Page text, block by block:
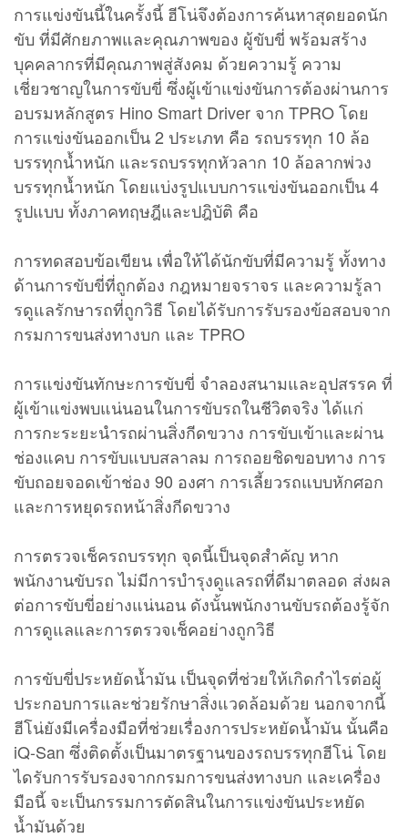
การแข่งขันนี้ในครั้งนี้ ฮีโน่จึงต้องการค้นหาสุดยอดนัก
ขับ ที่มีศักยภาพและคุณภาพของ ผู้ขับขี่ พร้อมสร้าง
บุคคลากรที่มีคุณภาพสู่สังคม ด้วยความรู้ ความ
เชี่ยวชาญในการขับขี่ ซึ่งผู้เข้าแข่งขันการต้องผ่านการ
อบรมหลักสูตร Hino Smart Driver จาก TPRO โดย
การแข่งขันออกเป็น 2 ประเภท คือ รถบรรทุก 10 ล้อ
บรรทุกน้ำหนัก และรถบรรทุกหัวลาก 10 ล้อลากพ่วง
บรรทุกน้ำหนัก โดยแบ่งรูปแบบการแข่งขันออกเป็น 4
รูปแบบ ทั้งภาคทฤษฎีและปฎิบัติ คือ
การทดสอบข้อเขียน เพื่อให้ได้นักขับที่มีความรู้ ทั้งทาง
ด้านการขับขี่ที่ถูกต้อง กฎหมายจราจร และความรู้ลา
รดูแลรักษารถที่ถูกวิธี โดยได้รับการรับรองข้อสอบจาก
กรมการขนส่งทางบก และ TPRO
การแข่งขันทักษะการขับขี่ จำลองสนามและอุปสรรค ที่
ผู้เข้าแข่งพบแน่นอนในการขับรถในชีวิตจริง ได้แก่
การกะระยะนำรถผ่านสิ่งกีดขวาง การขับเข้าและผ่าน
ช่องแคบ การขับแบบสลาลม การถอยชิดขอบทาง การ
ขับถอยจอดเข้าช่อง 90 องศา การเลี้ยวรถแบบหักศอก
และการหยุดรถหน้าสิ่งกีดขวาง
การตรวจเช็ครถบรรทุก จุดนี้เป็นจุดสำคัญ หาก
พนักงานขับรถ ไม่มีการบำรุงดูแลรถที่ดีมาตลอด ส่งผล
ต่อการขับขี่อย่างแน่นอน ดังนั้นพนักงานขับรถต้องรู้จัก
การดูแลและการตรวจเช็คอย่างถูกวิธี
การขับขี่ประหยัดน้ำมัน เป็นจุดที่ช่วยให้เกิดกำไรต่อผู้
ประกอบการและช่วยรักษาสิ่งแวดล้อมด้วย นอกจากนี้
ฮีโน่ยังมีเครื่องมือที่ช่วยเรื่องการประหยัดน้ำมัน นั้นคือ
iQ-San ซึ่งติดตั้งเป็นมาตรฐานของรถบรรทุกฮีโน่ โดย
ไดรับการรับรองจากกรมการขนส่งทางบก และเครื่อง
มือนี้ จะเป็นกรรมการตัดสินในการแข่งขันประหยัด
น้ำมันด้วย